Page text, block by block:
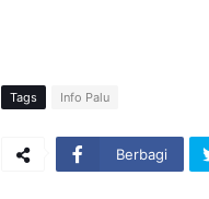
Tags Info Palu
Berbagi